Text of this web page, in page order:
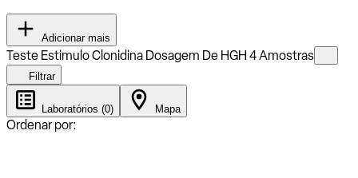
Adicionar mais
Teste Estimulo Clonidina Dosagem De HGH 4 Amostras
Filtrar
Laboratórios (0) Mapa
Ordenar por: